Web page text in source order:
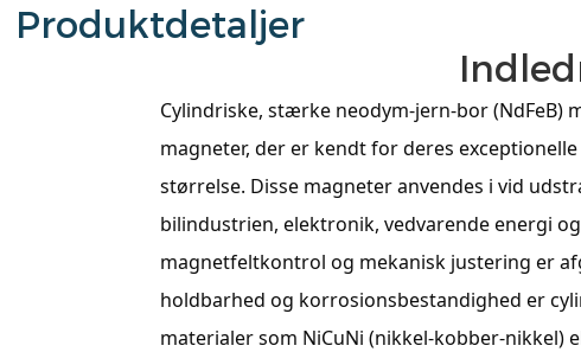
Produktdetaljer
Cylindriske, stærke neodym-jern-bor (NdFeB)
magneter, der er kendt for deres
størrelse. Disse magneter anvendes i vid
bilindustrien, elektronik, vedvarende energi
magnetfeltkontrol og mekanisk justering er
holdbarhed og korrosionsbestandighed er
materialer som NiCuNi (nikkel-kobber-nikkel)